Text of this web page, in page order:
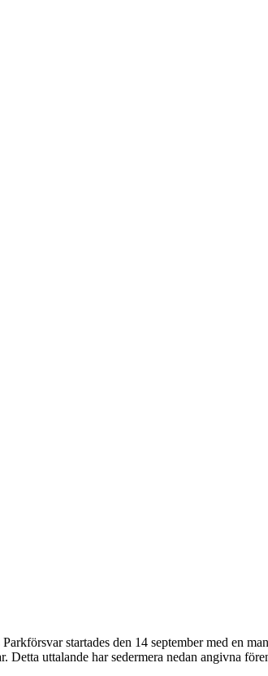
startades den 14 september med en
uttalande har sedermera nedan angivna